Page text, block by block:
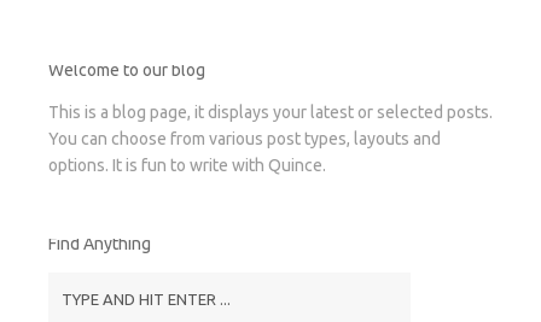
Welcome to our blog
This is a blog page, it displays your latest or selected posts.
You can choose from various post types, layouts and
options. It is fun to write with Quince.
Find Anything